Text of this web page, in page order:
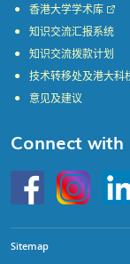
香港大学学术库
知识交流汇报系统
知识交流拨款计划
技术转移处及港大科
意见及建议
Connect with
HKU
Instagram
Sitemap